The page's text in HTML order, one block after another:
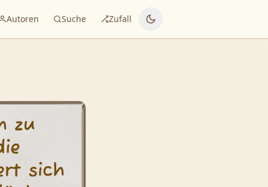
Autoren Suche Zufall